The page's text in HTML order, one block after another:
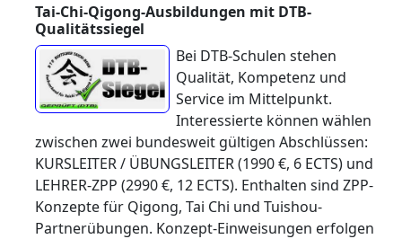
Tai-Chi-Qigong-Ausbildungen mit DTB-
Qualitätssiegel
Bei DTB-Schulen stehen
Qualität, Kompetenz und
Service im Mittelpunkt.
Interessierte können wählen
zwischen zwei bundesweit gültigen Abschlüssen:
KURSLEITER / ÜBUNGSLEITER (1990 €, 6 ECTS) und
LEHRER-ZPP (2990 €, 12 ECTS). Enthalten sind ZPP-
Konzepte für Qigong, Tai Chi und Tuishou-
Partnerübungen. Konzept-Einweisungen erfolgen